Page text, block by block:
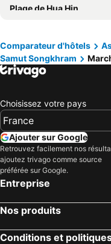
Aple Homestay
Warakorn Baansuan
Hop Inn Ratchaburi
Happyhome
Thericher Ratchaburi
At Casa Guesthouse
Baan Sai Nam
Baanrak amphawa
Ploynam Homestay
Amphawa Riverfront
Plage de Hua Hin
Siam Square
Walking Street
Central World Plaza
BTS Phaya Thai
Bali Hai Pier
Cha-am Beach
Marché nocturne de Hua
BTS Phrom Phong
Wat Pho
BTS Sala Daeng
Parc national de Khao Yai
Comparateur d'hôtels
Samut Songkhram
Choisissez votre pays
Ajouter sur Google
Retrouvez facilement nos
ajoutez trivago comme source
préférée sur Google.
Entreprise
Nos produits
Conditions et